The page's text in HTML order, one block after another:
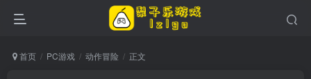
首页 PC游戏 动作冒险 正文